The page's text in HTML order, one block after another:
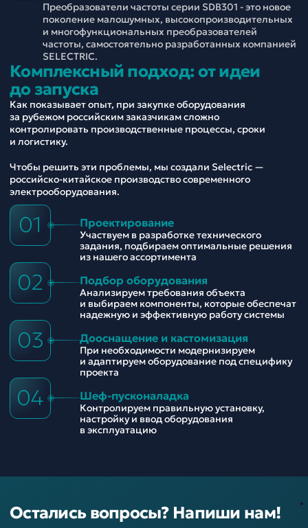
Преобразователи частоты серии SDB301 - это новое
поколение малошумных, высокопроизводительных
и многофункциональных преобразователей
частоты, самостоятельно разработанных компанией
SELECTRIC.
Комплексный подход: от идеи
до запуска
Как показывает опыт, при закупке оборудования
за рубежом российским заказчикам сложно
контролировать производственные процессы, сроки
и логистику.
Чтобы решить эти проблемы, мы создали Selectric —
российско-китайское производство современного
электрооборудования.
01 Проектирование
Участвуем в разработке технического
задания, подбираем оптимальные решения
из нашего ассортимента
02 Подбор оборудования
Анализируем требования объекта
и выбираем компоненты, которые обеспечат
надежную и эффективную работу системы
03 Дооснащение и кастомизация
При необходимости модернизируем
и адаптируем оборудование под специфику
проекта
04 Шеф-пусконаладка
Контролируем правильную установку,
настройку и ввод оборудования
в эксплуатацию
Остались вопросы? Напиши нам!